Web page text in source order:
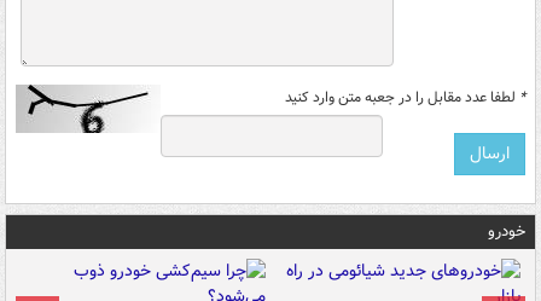
* لطفا عدد مقابل را در جعبه متن وارد کنید
خودرو